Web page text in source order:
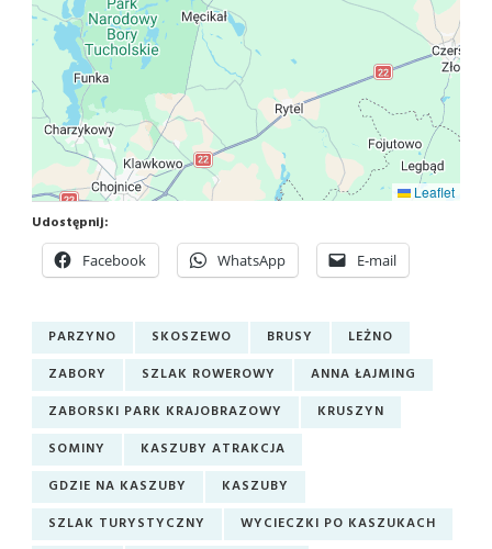
Leaflet
Udostępnij:
Facebook WhatsApp E-mail
PARZYNO SKOSZEWO BRUSY
LEŻNO
ZABORY
SZLAK ROWEROWY
ANNA ŁAJMING
ZABORSKI PARK KRAJOBRAZOWY
KRUSZYN
SOMINY
KASZUBY ATRAKCJA
GDZIE NA KASZUBY
KASZUBY
SZLAK TURYSTYCZNY
WYCIECZKI PO KASZUKACH